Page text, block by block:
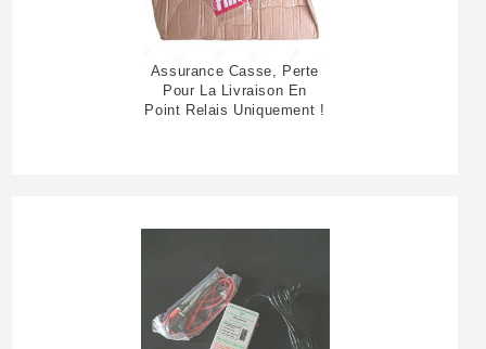
Assurance Casse, Perte
Pour La Livraison En
Point Relais Uniquement !